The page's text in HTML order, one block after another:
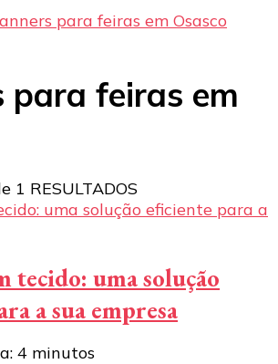
para feiras em Osasco
para feiras em
1 RESULTADOS
tecido: uma solução
a sua empresa
4 minutos